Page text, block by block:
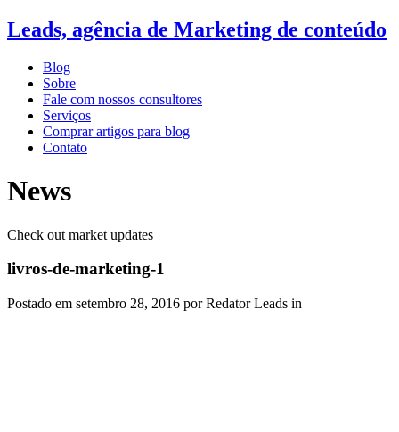
Leads, agência de Marketing de conteúdo
Blog
Sobre
Fale com nossos consultores
Serviços
Comprar artigos para blog
Contato
News
Check out market updates
livros-de-marketing-1
Postado em setembro 28, 2016 por Redator Leads in